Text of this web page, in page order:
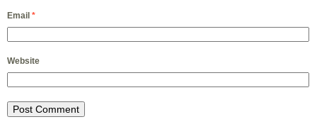
Email *
Website